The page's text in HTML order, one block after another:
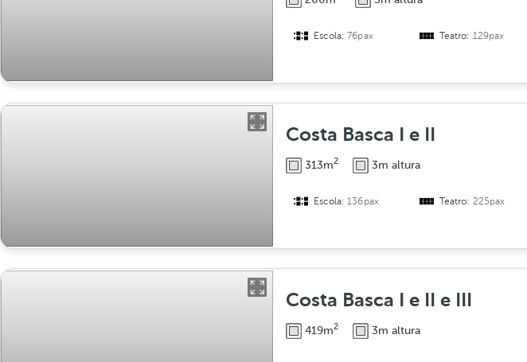
Escola:76pax Teatro: 129pax
Costa Basca I e II
313m2 3m altura
Escola:136pax Teatro: 225pax
Costa Basca I e II e III
419m2 3m altura